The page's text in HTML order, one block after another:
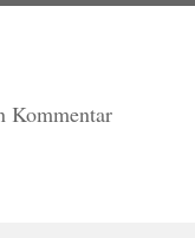
Kommentar